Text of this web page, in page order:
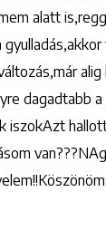
alatt
dagadtabb
iszokAzt